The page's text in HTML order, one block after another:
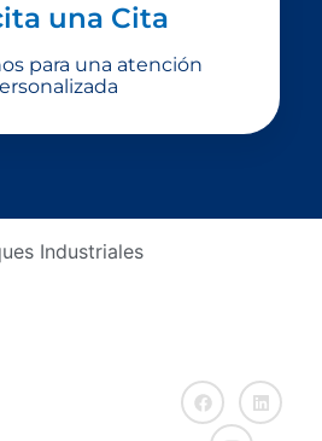
Industriales
una Cita
para una atención